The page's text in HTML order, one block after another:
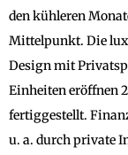
den kühleren
Mittelpunkt. Die
Design mit
Einheiten eröffnen
fertiggestellt.
u. a. durch private